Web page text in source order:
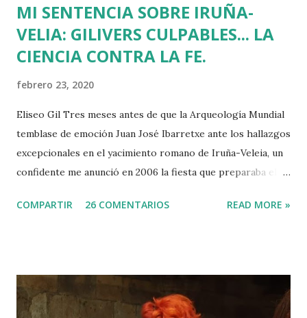
MI SENTENCIA SOBRE IRUÑA-
VELIA: GILIVERS CULPABLES... LA
CIENCIA CONTRA LA FE.
febrero 23, 2020
Eliseo Gil Tres meses antes de que la Arqueología Mundial
temblase de emoción Juan José Ibarretxe ante los hallazgos
excepcionales en el yacimiento romano de Iruña-Veleia, un
confidente me anunció en 2006 la fiesta que preparaba el
primer calvario de la Cristiandad (con un sonrojante RIP en
por un presunto maestro egipcio llegado desde el Nilo
para educar a los niños de la villa romana. Mi informador y
COMPARTIR 26 COMENTARIOS READ MORE »